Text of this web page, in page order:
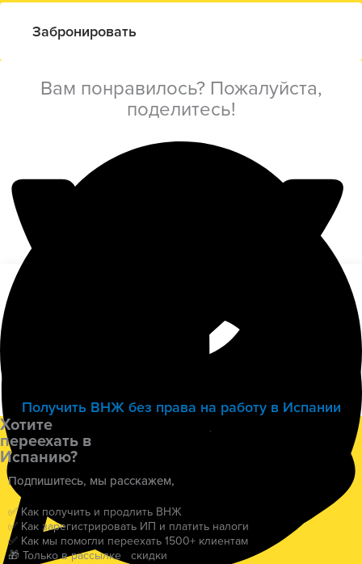
Забронировать
Вам понравилось? Пожалуйста,
поделитесь!
Получить ВНЖ без права на работу в Испании
Хотите
переехать в
Испанию?
Подпишитесь, мы расскажем,
✅ Как получить и продлить ВНЖ
✅ Как зарегистрировать ИП и платить налоги
✅ Как мы помогли переехать 1500+ клиентам
🎁 Только в рассылке скидки